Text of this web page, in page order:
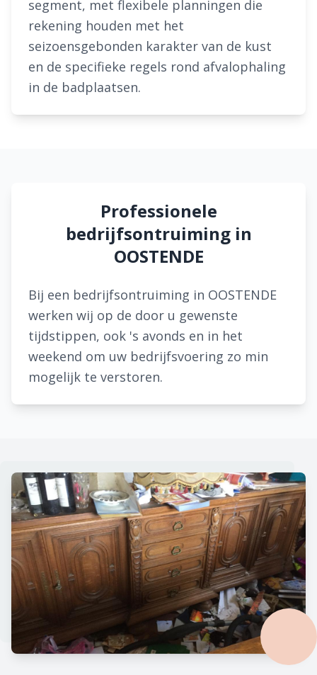
segment, met flexibele planningen die
rekening houden met het
seizoensgebonden karakter van de kust
en de specifieke regels rond afvalophaling
in de badplaatsen.
Professionele
bedrijfsontruiming in
OOSTENDE
Bij een bedrijfsontruiming in OOSTENDE
werken wij op de door u gewenste
tijdstippen, ook 's avonds en in het
weekend om uw bedrijfsvoering zo min
mogelijk te verstoren.